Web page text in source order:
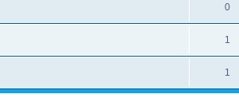
0
1
1